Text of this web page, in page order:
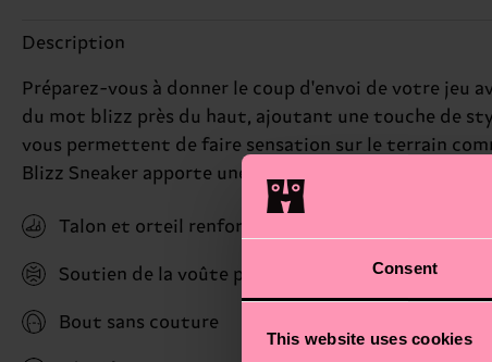
Consent
This website uses cookies
Description
Préparez-vous à donner le coup d'envoi de votre jeu
du mot blizz près du haut, ajoutant une touche de
vous permettent de faire sensation sur le terrain
Blizz Sneaker apporte une vibe cool et confiante à
Talon et orteil renforcés
Soutien de la voûte plantaire
Bout sans couture